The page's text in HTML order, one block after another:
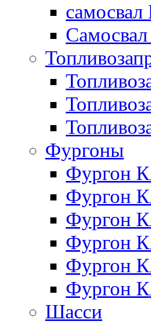
Фургоны
Фургон
Фургон
Фургон
Фургон
Фургон
Фургон
Шасси